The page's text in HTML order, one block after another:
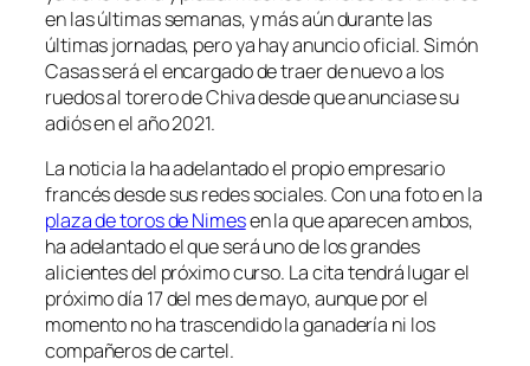
en las últimas semanas, y más aún durante las
últimas jornadas, pero ya hay anuncio oficial. Simón
Casas será el encargado de traer de nuevo a los
ruedos al torero de Chiva desde que anunciase su
adiós en el año 2021.
La noticia la ha adelantado el propio empresario
francés desde sus redes sociales. Con una foto en la
plaza de toros de Nimesen la que aparecen ambos,
ha adelantado el que será uno de los grandes
alicientes del próximo curso. La cita tendrá lugar el
próximo día 17 del mes de mayo, aunque por el
momento no ha trascendido la ganadería ni los
compañeros de cartel.